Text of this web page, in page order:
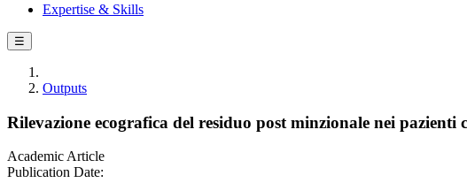
Expertise & Skills
☰
Outputs
Rilevazione ecografica del residuo post minzionale nei
Academic Article
Publication Date: